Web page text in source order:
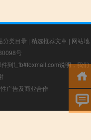
分类目录 | 精选推荐文章 | 网站地
号
到f_fb#foxmail.com说明，我们
广告及商业合作